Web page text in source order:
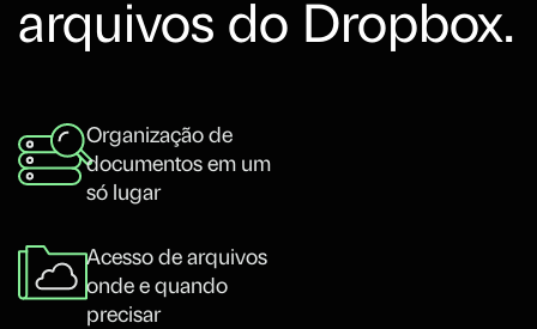
arquivos do Dropbox.
Organização de
documentos em um
só lugar
Acesso de arquivos
onde e quando
precisar